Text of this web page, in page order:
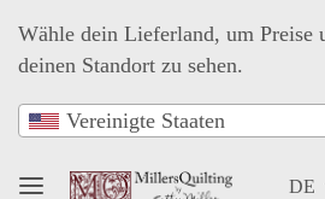
Wähle dein Lieferland, um Preise
deinen Standort zu sehen.
Vereinigte Staaten
DE